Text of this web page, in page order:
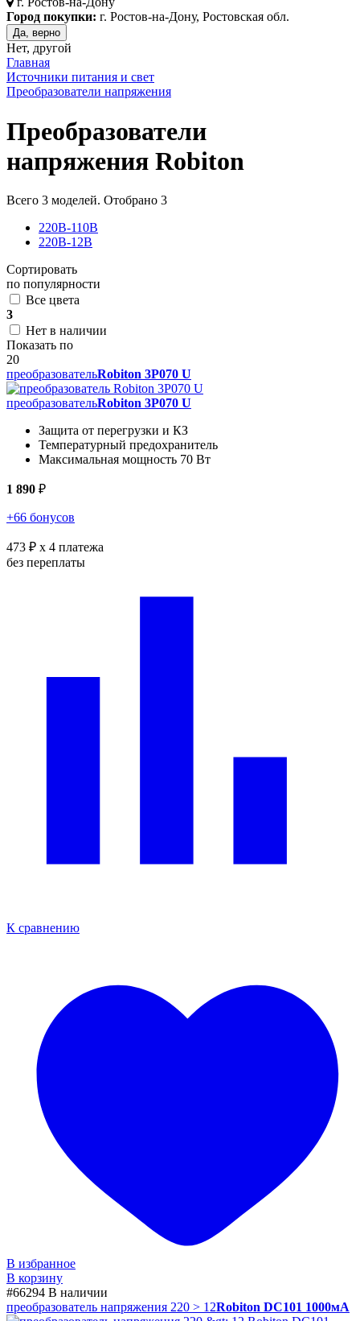
Город покупки: г. Ростов-на-Дону, Ростовская обл.
Да, верно
Нет, другой
Главная
Источники питания и свет
Преобразователи напряжения
Преобразователи
напряжения Robiton
Всего 3 моделей. Отобрано 3
220В-110В
220В-12В
Сортировать
по популярности
Все цвета
3
Нет в наличии
Показать по
20
преобразовательRobiton 3P070 U
преобразовательRobiton 3P070 U
Защита от перегрузки и КЗ
Температурный предохранитель
Максимальная мощность 70 Вт
1 890 ₽
+66 бонусов
473 ₽ x 4 платежа
без переплаты
К сравнению
В избранное
В корзину
#66294 В наличии
преобразователь напряжения 220 > 12Robiton DC101 1000мА